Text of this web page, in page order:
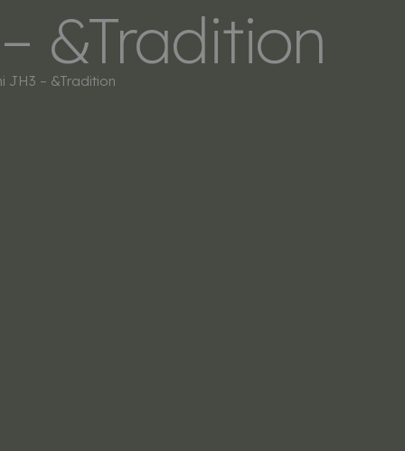
SOBRE NOSOTROS CONTACTO
&Tradition
JH3 – &Tradition